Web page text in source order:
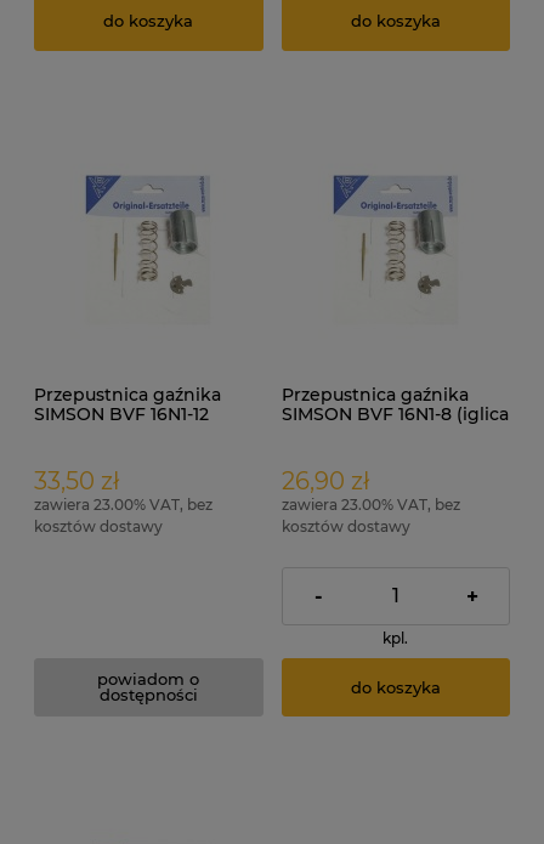
do koszyka do koszyka
Przepustnica gaźnika
SIMSON BVF 16N1-12
33,50 zł
zawiera 23.00% VAT, bez
kosztów dostawy
powiadom o
dostępności
Przepustnica gaźnika
SIMSON BVF 16N1-8 (iglica
26,90 zł
zawiera 23.00% VAT, bez
kosztów dostawy
- +
kpl.
do koszyka